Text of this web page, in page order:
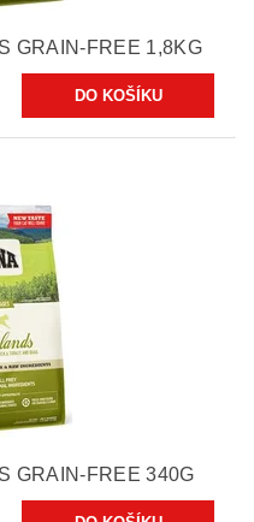
GRAIN-FREE 1,8KG
GRAIN-FREE 340G